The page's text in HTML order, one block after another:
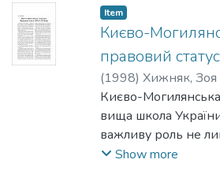
протиставляли
України кращі
української
рідну мову,
народу
завжди
якій кувались
програми,
авангард
Item
Києво-
правовий статус
(1998) Хижняк, Зоя
Києво-
вища школа
важливу роль не
історії, а й
Show more